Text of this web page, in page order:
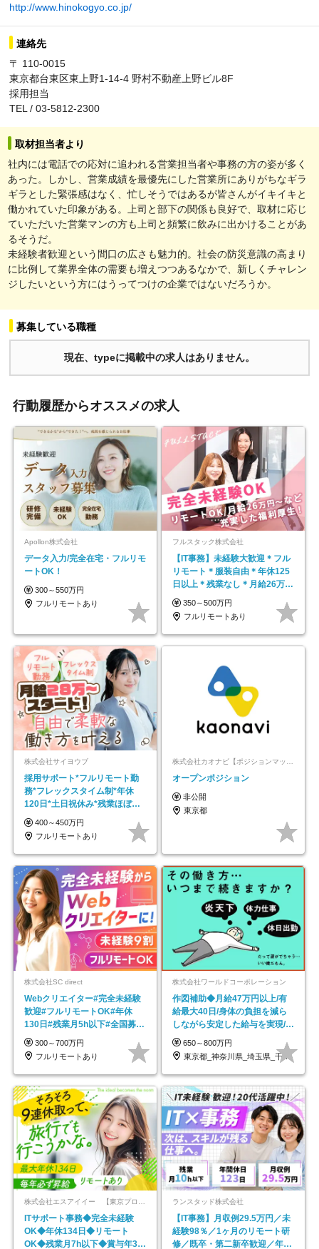
http://www.hinokogyo.co.jp/
連絡先
〒 110-0015
東京都台東区東上野1-14-4 野村不動産上野ビル8F
採用担当
TEL / 03-5812-2300
取材担当者より
社内には電話での応対に追われる営業担当者や事務の方の姿が多く
あった。しかし、営業成績を最優先にした営業所にありがちなギラ
ギラとした緊張感はなく、忙しそうではあるが皆さんがイキイキと
働かれていた印象がある。上司と部下の関係も良好で、取材に応じ
ていただいた営業マンの方も上司と頻繁に飲みに出かけることがあ
るそうだ。
未経験者歓迎という間口の広さも魅力的。社会の防災意識の高まり
に比例して業界全体の需要も増えつつあるなかで、新しくチャレン
ジしたいという方にはうってつけの企業ではないだろうか。
募集している職種
現在、typeに掲載中の求人はありません。
行動履歴からオススメの求人
Apollon株式会社
データ入力/完全在宅・フルリモ
ートOK！
300～550万円
フルリモートあり
フルスタック株式会社
【IT事務】未経験大歓迎＊フル
リモート＊服装自由＊年休125
日以上＊残業なし＊月給26万円
以上
350～500万円
フルリモートあり
株式会社サイヨウブ
採用サポート*フルリモート勤
務*フレックスタイム制*年休
120日*土日祝休み*残業ほぼな
し*育児中社員8割以上
400～450万円
フルリモートあり
株式会社カオナビ【ポジションマッチ登録】
オープンポジション
非公開
東京都
株式会社SC direct
Webクリエイター#完全未経験
歓迎#フルリモートOK#年休
130日#残業月5h以下#全国募集
#最大1年の研修
300～700万円
フルリモートあり
株式会社ワールドコーポレーション
作図補助◆月給47万円以上/有
給最大40日/身体の負担を減ら
しながら安定した給与を実現/転
勤なし/p10
650～800万円
東京都_神奈川県_埼玉県_千葉県_大阪府…
株式会社エスアイイー 【東京プロマーケット上場】
ITサポート事務◆完全未経験
OK◆年休134日◆リモート
OK◆残業月7h以下◆賞与年3回
ランスタッド株式会社
【IT事務】月収例29.5万円／未
経験98％／1ヶ月のリモート研
修／既卒・第二新卒歓迎／年間